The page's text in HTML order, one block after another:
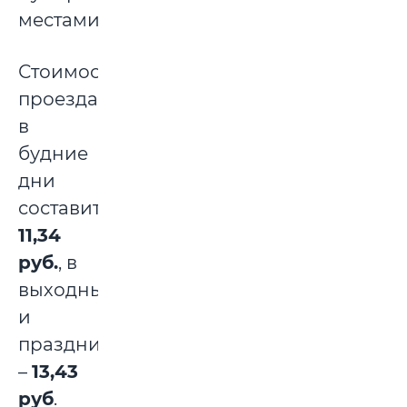
местами.
Стоимость
проезда
в
будние
дни
составит
11,34
руб., в
выходные
и
праздничные
– 13,43
руб.